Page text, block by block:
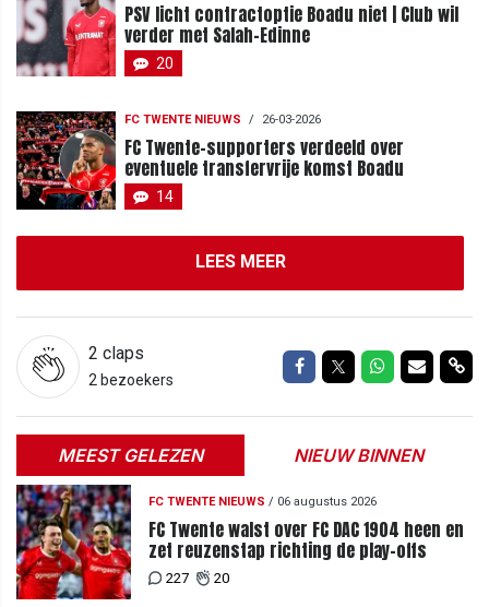
PSV licht contractoptie Boadu niet | Club wil
verder met Salah-Edinne
20
FC TWENTE NIEUWS / 26-03-2026
FC Twente-supporters verdeeld over
eventuele transfervrije komst Boadu
14
LEES MEER
2 claps
2 bezoekers
Delen op Facebook
Delen op Twitter
Delen op
Delen
MEEST GELEZEN NIEUW BINNEN
FC TWENTE NIEUWS / 06 augustus 2026
FC Twente walst over FC DAC 1904 heen en
zet reuzenstap richting de play-offs
227 20